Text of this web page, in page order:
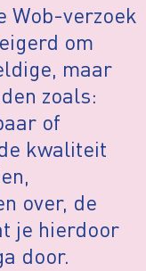
Wob-verzoek
om
maar
zoals:
of
kwaliteit
over, de
je hierdoor
door.